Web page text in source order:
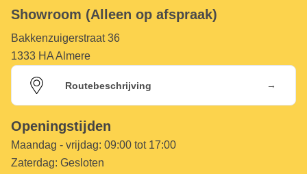
Showroom (Alleen op afspraak)
Bakkenzuigerstraat 36
1333 HA Almere
Routebeschrijving →
Openingstijden
Maandag - vrijdag: 09:00 tot 17:00
Zaterdag: Gesloten